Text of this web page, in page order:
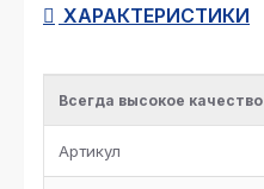
ХАРАКТЕРИСТИКИ
Всегда высокое качество
Артикул